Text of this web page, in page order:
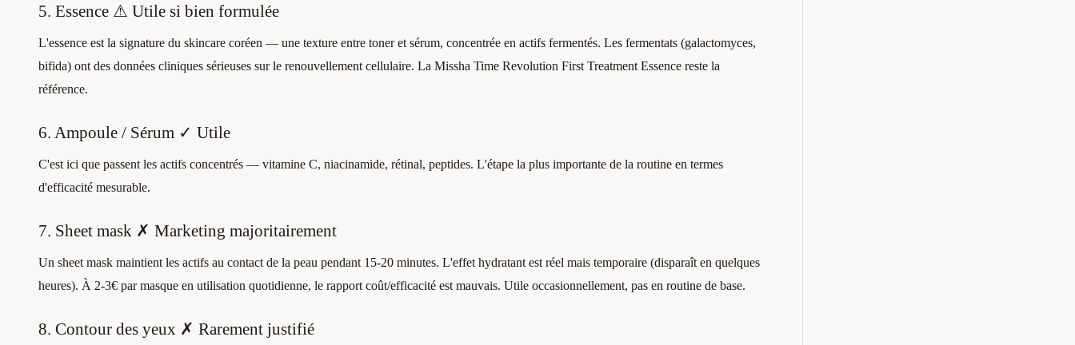
5. Essence ⚠ Utile si bien formulée
L'essence est la signature du skincare coréen — une texture entre toner et sérum, concentrée en actifs fermentés. Les fermentats (galactomyces,
bifida) ont des données cliniques sérieuses sur le renouvellement cellulaire. La Missha Time Revolution First Treatment Essence reste la
référence.
6. Ampoule / Sérum ✓ Utile
C'est ici que passent les actifs concentrés — vitamine C, niacinamide, rétinal, peptides. L'étape la plus importante de la routine en termes
d'efficacité mesurable.
7. Sheet mask ✗ Marketing majoritairement
Un sheet mask maintient les actifs au contact de la peau pendant 15-20 minutes. L'effet hydratant est réel mais temporaire (disparaît en quelques
heures). À 2-3€ par masque en utilisation quotidienne, le rapport coût/efficacité est mauvais. Utile occasionnellement, pas en routine de base.
8. Contour des yeux ✗ Rarement justifié